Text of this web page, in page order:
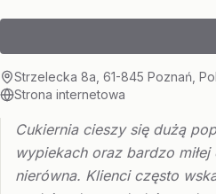
Strzelecka 8a, 61-845 Poznań,
Strona internetowa
Cukiernia cieszy się dużą
wypiekach oraz bardzo
nierówna. Klienci często